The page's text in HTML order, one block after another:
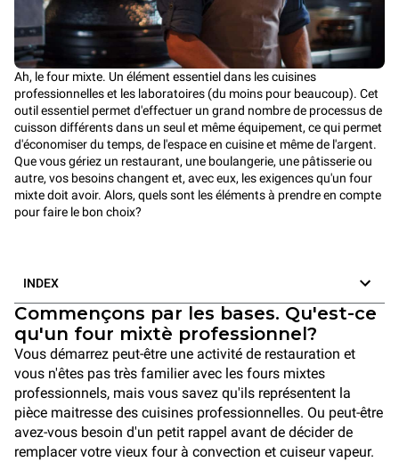
Ah, le four mixte. Un élément essentiel dans les cuisines
professionnelles et les laboratoires (du moins pour beaucoup). Cet
outil essentiel permet d'effectuer un grand nombre de processus de
cuisson différents dans un seul et même équipement, ce qui permet
d'économiser du temps, de l'espace en cuisine et même de l'argent.
Que vous gériez un restaurant, une boulangerie, une pâtisserie ou
autre, vos besoins changent et, avec eux, les exigences qu'un four
mixte doit avoir. Alors, quels sont les éléments à prendre en compte
pour faire le bon choix?
INDEX
Commençons par les bases. Qu'est-ce
qu'un four mixtè professionnel?
Vous démarrez peut-être une activité de restauration et
vous n'êtes pas très familier avec les fours mixtes
professionnels, mais vous savez qu'ils représentent la
pièce maitresse des cuisines professionnelles. Ou peut-être
avez-vous besoin d'un petit rappel avant de décider de
remplacer votre vieux four à convection et cuiseur vapeur.